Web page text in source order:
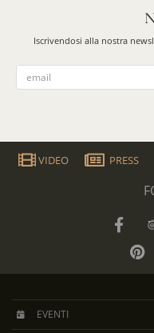
Iscrivendosi alla nostra
VIDEO PRESS
EVENTI